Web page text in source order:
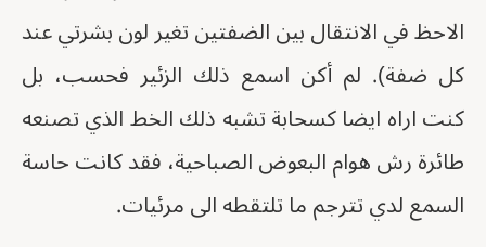
الاحظ في الانتقال بين الضفتين تغير لون بشرتي عند
كل ضفة). لم أكن اسمع ذلك الزئير فحسب، بل
كنت اراه ايضا كسحابة تشبه ذلك الخط الذي تصنعه
طائرة رش هوام البعوض الصباحية، فقد كانت حاسة
السمع لدي تترجم ما تلتقطه الى مرئيات.